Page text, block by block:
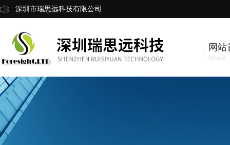
深圳市瑞思远科技有限公司
网站
Home